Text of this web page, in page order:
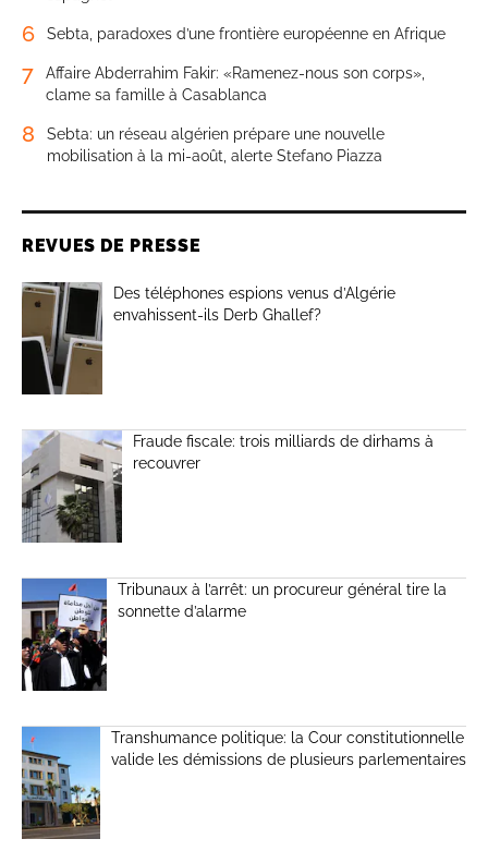
6 Sebta, paradoxes d’une frontière européenne en Afrique
7
Affaire Abderrahim Fakir: «Ramenez-nous son corps»,
clame sa famille à Casablanca
8
Sebta: un réseau algérien prépare une nouvelle
mobilisation à la mi-août, alerte Stefano Piazza
REVUES DE PRESSE
Des téléphones espions venus d’Algérie
envahissent-ils Derb Ghallef?
Fraude fiscale: trois milliards de dirhams à
recouvrer
Tribunaux à l’arrêt: un procureur général tire la
sonnette d’alarme
Transhumance politique: la Cour constitutionnelle
valide les démissions de plusieurs parlementaires